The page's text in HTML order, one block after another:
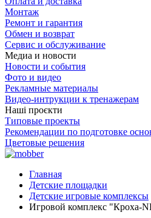
Монтаж
Ремонт и гарантия
Обмен и возврат
Сервис и обслуживание
Медиа и новости
Новости и события
Фото и видео
Рекламные материалы
Видео-интрукции к тренажерам
Наші проєкти
Типовые проекты
Рекомендации по подготовке
Цветовые решения
Главная
Детские площадки
Детские игровые комплексы
Игровой комплекс "Кроха-